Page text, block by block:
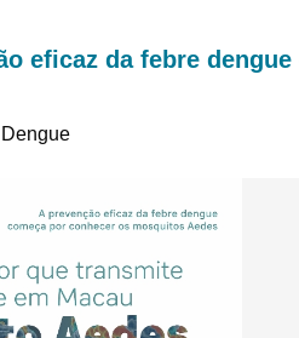
eficaz da febre